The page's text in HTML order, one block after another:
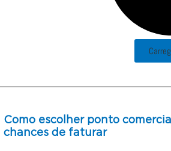
Como escolher ponto
chances de faturar